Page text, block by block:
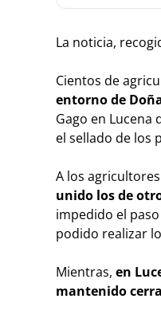
La noticia,
Cientos de
entorno de
Gago en
el sellado de los
A los
unido los de
impedido el
podido realizar
Mientras, en
mantenido